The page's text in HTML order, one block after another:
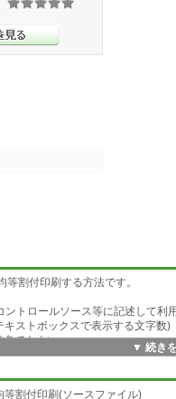
割付印刷する方法です。
トロールソース等に記述して利用
ストボックスで表示する文字数)
でもよい。
鈴 木 博 幸"
鈴 木 博 幸"
▼ 続き
等割付印刷(ソースファイル)